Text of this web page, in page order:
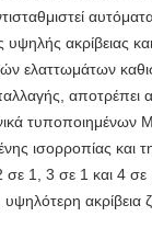
υψηλής ακρίβειας
ελαττωμάτων
αποτρέπει
ισορροπίας και
1, 3 σε 1 και 4 σε
ακρίβεια